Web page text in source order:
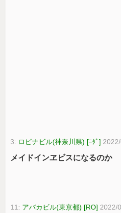
3: ロピナビル(神奈川県) [ﾆﾀﾞ]
メイドインヱビスになるのか
11: アバカビル(東京都) [RO] 2022/